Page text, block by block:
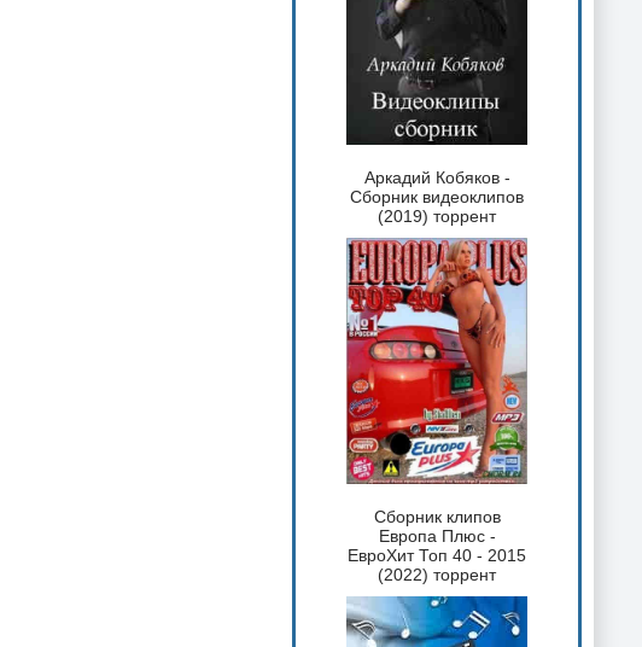
Аркадий Кобяков -
Сборник видеоклипов
(2019) торрент
Сборник клипов
Европа Плюс -
ЕвроХит Топ 40 - 2015
(2022) торрент